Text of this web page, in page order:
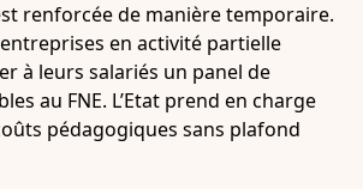
renforcée de manière temporaire.
en activité partielle
à leurs salariés un panel de
au FNE. L’Etat prend en charge
pédagogiques sans plafond